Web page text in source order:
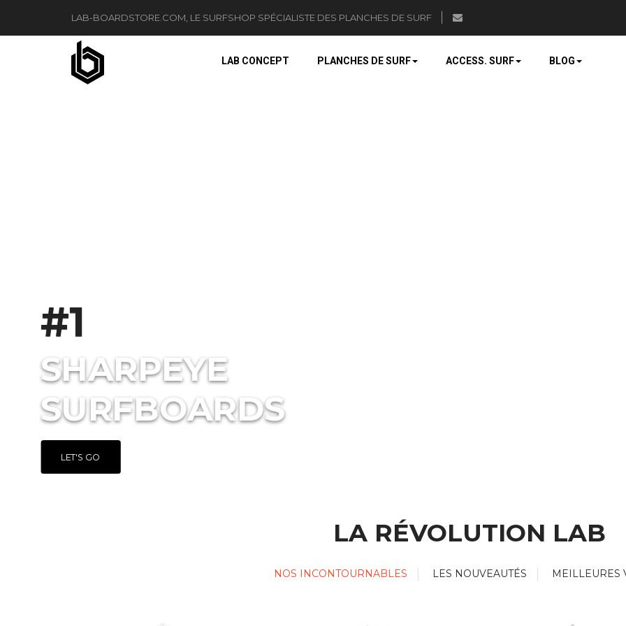
LAB-BOARDSTORE.COM, LE SURFSHOP SPÉCIALISTE DES PLANCHES DE SURF
LAB CONCEPT PLANCHES DE SURF ACCESS. SURF BLOG
LA RÉVOLUTION LAB
NOS INCONTOURNABLES LES NOUVEAUTÉS MEILLEURES